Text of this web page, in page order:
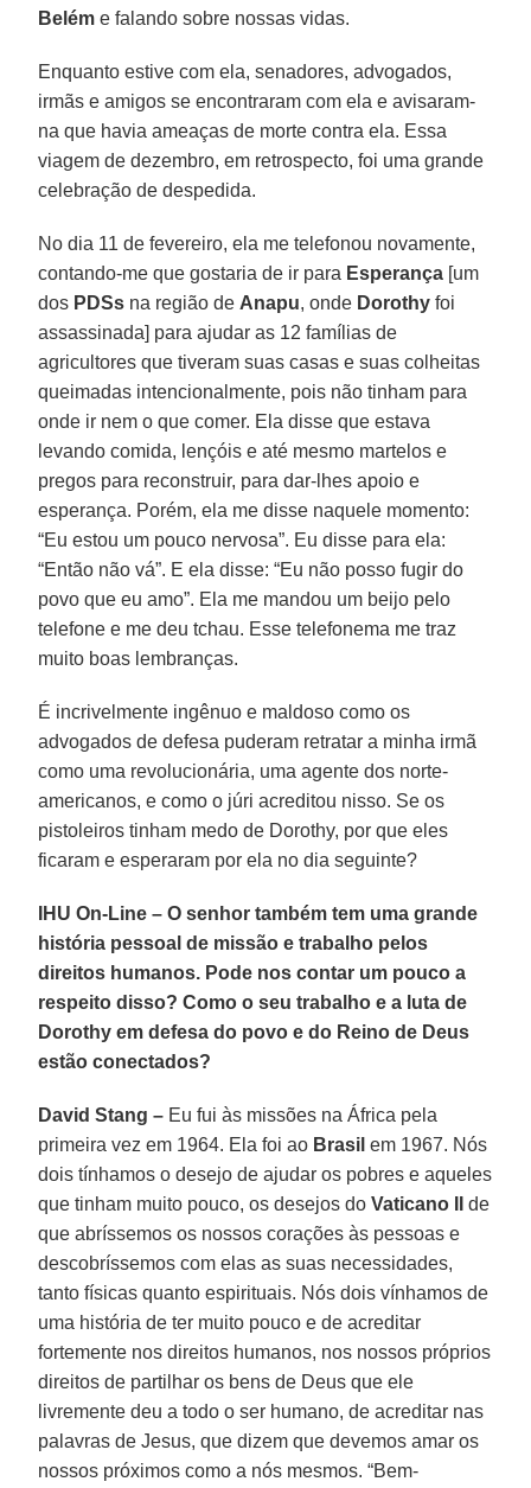
Belém e falando sobre nossas vidas.
Enquanto estive com ela, senadores, advogados,
irmãs e amigos se encontraram com ela e avisaram-
na que havia ameaças de morte contra ela. Essa
viagem de dezembro, em retrospecto, foi uma grande
celebração de despedida.
No dia 11 de fevereiro, ela me telefonou novamente,
contando-me que gostaria de ir para Esperança [um
dos PDSs na região de Anapu, onde Dorothy foi
assassinada] para ajudar as 12 famílias de
agricultores que tiveram suas casas e suas colheitas
queimadas intencionalmente, pois não tinham para
onde ir nem o que comer. Ela disse que estava
levando comida, lençóis e até mesmo martelos e
pregos para reconstruir, para dar-lhes apoio e
esperança. Porém, ela me disse naquele momento:
“Eu estou um pouco nervosa”. Eu disse para ela:
“Então não vá”. E ela disse: “Eu não posso fugir do
povo que eu amo”. Ela me mandou um beijo pelo
telefone e me deu tchau. Esse telefonema me traz
muito boas lembranças.
É incrivelmente ingênuo e maldoso como os
advogados de defesa puderam retratar a minha irmã
como uma revolucionária, uma agente dos norte-
americanos, e como o júri acreditou nisso. Se os
pistoleiros tinham medo de Dorothy, por que eles
ficaram e esperaram por ela no dia seguinte?
IHU On-Line – O senhor também tem uma grande
história pessoal de missão e trabalho pelos
direitos humanos. Pode nos contar um pouco a
respeito disso? Como o seu trabalho e a luta de
Dorothy em defesa do povo e do Reino de Deus
estão conectados?
David Stang – Eu fui às missões na África pela
primeira vez em 1964. Ela foi ao Brasil em 1967. Nós
dois tínhamos o desejo de ajudar os pobres e aqueles
que tinham muito pouco, os desejos doVaticano II
de
que abríssemos os nossos corações às pessoas e
descobríssemos com elas as suas necessidades,
tanto físicas quanto espirituais. Nós dois vínhamos de
uma história de ter muito pouco e de acreditar
fortemente nos direitos humanos, nos nossos próprios
direitos de partilhar os bens de Deus que ele
livremente deu a todo o ser humano, de acreditar nas
palavras de Jesus, que dizem que devemos amar os
nossos próximos como a nós mesmos. “Bem-